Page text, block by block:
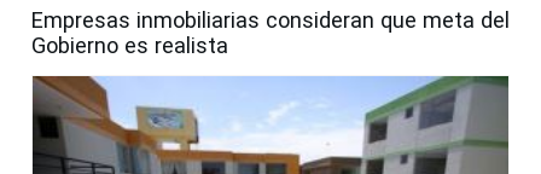
Empresas inmobiliarias consideran que meta del
Gobierno es realista